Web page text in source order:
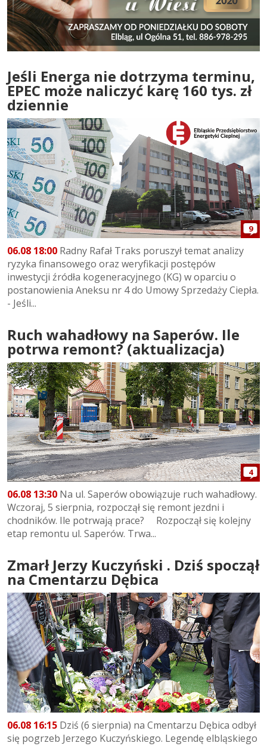
Jeśli Energa nie dotrzyma terminu,
EPEC może naliczyć karę 160 tys. zł
dziennie
9
06.08 18:00 Radny Rafał Traks poruszył temat analizy
ryzyka finansowego oraz weryfikacji postępów
inwestycji źródła kogeneracyjnego (KG) w oparciu o
postanowienia Aneksu nr 4 do Umowy Sprzedaży Ciepła.
- Jeśli...
Ruch wahadłowy na Saperów. Ile
potrwa remont? (aktualizacja)
4
06.08 13:30 Na ul. Saperów obowiązuje ruch wahadłowy.
Wczoraj, 5 sierpnia, rozpoczął się remont jezdni i
chodników. Ile potrwają prace? Rozpoczął się kolejny
etap remontu ul. Saperów. Trwa...
Zmarł Jerzy Kuczyński . Dziś spoczął
na Cmentarzu Dębica
06.08 16:15 Dziś (6 sierpnia) na Cmentarzu Dębica odbył
się pogrzeb Jerzego Kuczyńskiego. Legendę elbląskiego